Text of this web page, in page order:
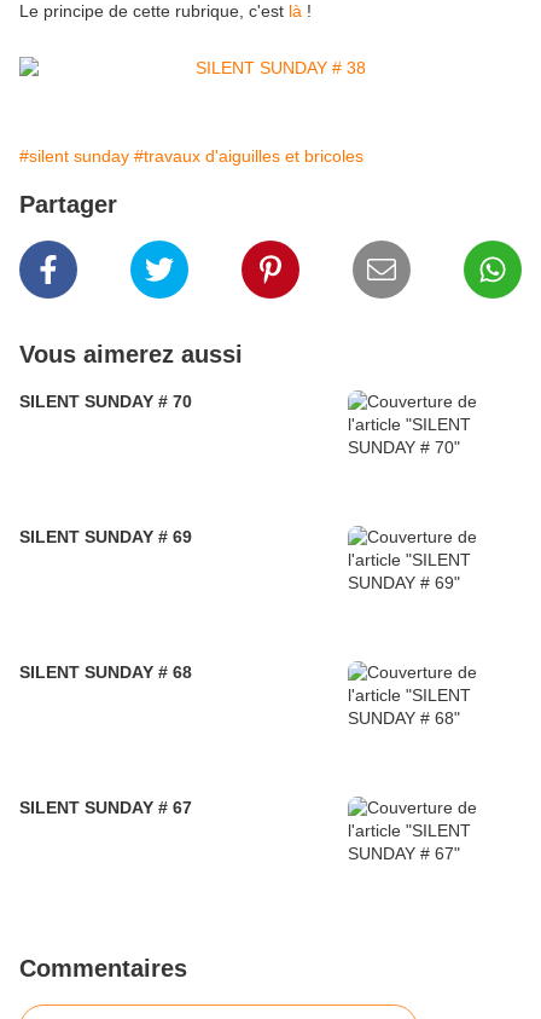
Le principe de cette rubrique, c'est là !
#silent sunday #travaux d'aiguilles et bricoles
Partager
Vous aimerez aussi
SILENT SUNDAY # 70
SILENT SUNDAY # 69
SILENT SUNDAY # 68
SILENT SUNDAY # 67
Commentaires